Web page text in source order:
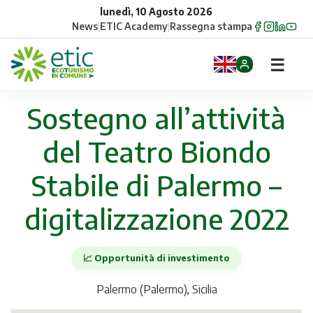
lunedì, 10 Agosto 2026
News|ETIC Academy|Rassegna stampa
Home
Opportunità
Comuni
Aziende
☰
Sostegno all’attività
del Teatro Biondo
Stabile di Palermo –
digitalizzazione 2022
📈 Opportunità di investimento
Palermo (Palermo), Sicilia